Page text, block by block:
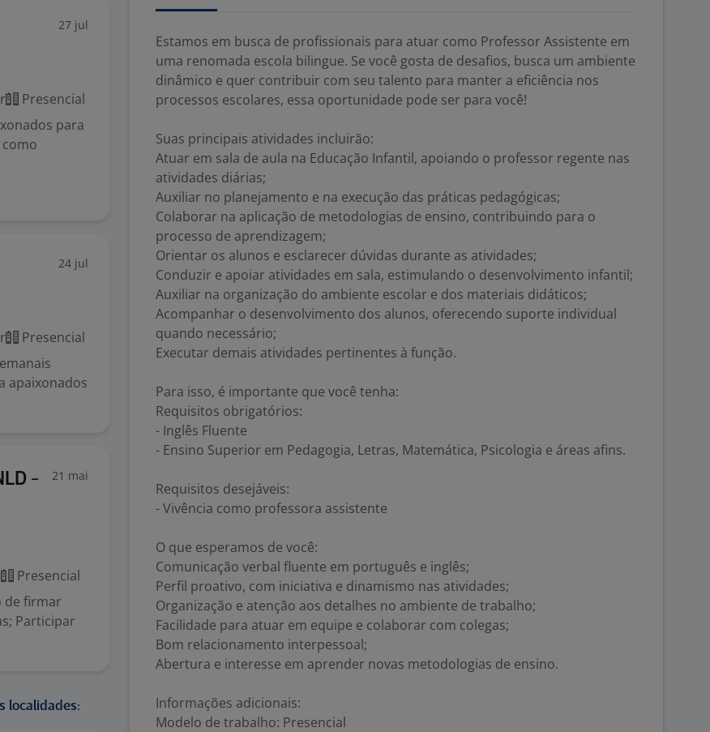
27 jul
Presencial
para
24 jul
Presencial
apaixonados
-
21 mai
Presencial
de firmar
Participar
localidades:
Estamos em busca de profissionais para atuar como Professor Assistente em
uma renomada escola bilingue. Se você gosta de desafios, busca um ambiente
dinâmico e quer contribuir com seu talento para manter a eficiência nos
processos escolares, essa oportunidade pode ser para você!
Suas principais atividades incluirão:
Atuar em sala de aula na Educação Infantil, apoiando o professor regente nas
atividades diárias;
Auxiliar no planejamento e na execução das práticas pedagógicas;
Colaborar na aplicação de metodologias de ensino, contribuindo para o
processo de aprendizagem;
Orientar os alunos e esclarecer dúvidas durante as atividades;
Conduzir e apoiar atividades em sala, estimulando o desenvolvimento infantil;
Auxiliar na organização do ambiente escolar e dos materiais didáticos;
Acompanhar o desenvolvimento dos alunos, oferecendo suporte individual
quando necessário;
Executar demais atividades pertinentes à função.
Para isso, é importante que você tenha:
Requisitos obrigatórios:
- Inglês Fluente
- Ensino Superior em Pedagogia, Letras, Matemática, Psicologia e áreas afins.
Requisitos desejáveis:
- Vivência como professora assistente
O que esperamos de você:
Comunicação verbal fluente em português e inglês;
Perfil proativo, com iniciativa e dinamismo nas atividades;
Organização e atenção aos detalhes no ambiente de trabalho;
Facilidade para atuar em equipe e colaborar com colegas;
Bom relacionamento interpessoal;
Abertura e interesse em aprender novas metodologias de ensino.
Informações adicionais:
Modelo de trabalho: Presencial